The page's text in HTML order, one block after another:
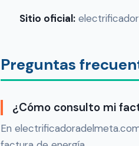
Sitio oficial:
Preguntas
¿Cómo consulto mi
En